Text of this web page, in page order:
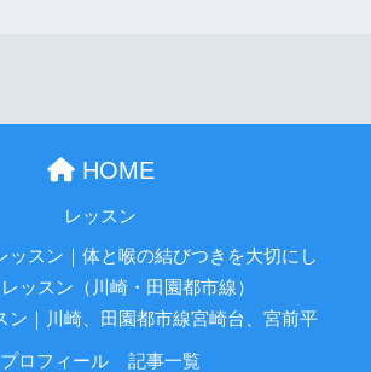
HOME
レッスン
ッスン｜体と喉の結びつきを大切にし
ッスン（川崎・田園都市線）
ン｜川崎、田園都市線宮崎台、宮前平
プロフィール
記事一覧